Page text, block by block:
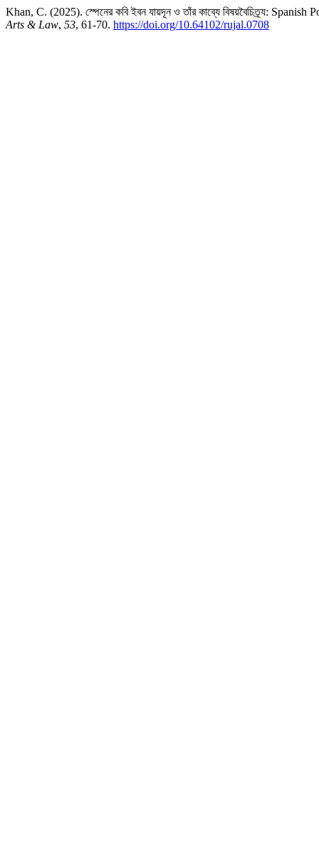
Khan, C. (2025). স্পেনের কবি ইবন যায়দূন ও তাঁর কাব্যে বিষয়বৈচিত্র্য:
Arts & Law, 53, 61-70. https://doi.org/10.64102/rujal.0708